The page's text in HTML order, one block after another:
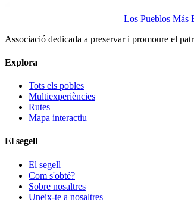
Los Pueblos Más
Associació dedicada a preservar i promoure el
Explora
Tots els pobles
Multiexperiències
Rutes
Mapa interactiu
El segell
El segell
Com s'obté?
Sobre nosaltres
Uneix-te a nosaltres